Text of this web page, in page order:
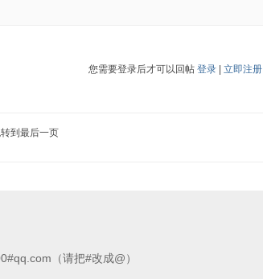
您需要登录后才可以回帖 登录 立即注册
到最后一页
（请把#改成@）